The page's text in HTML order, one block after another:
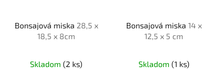
Bonsajová miska 28,5 x
18,5 x 8cm
Skladom (2 ks)
Bonsajová miska 14 x
12,5 x 5 cm
Skladom (1 ks)